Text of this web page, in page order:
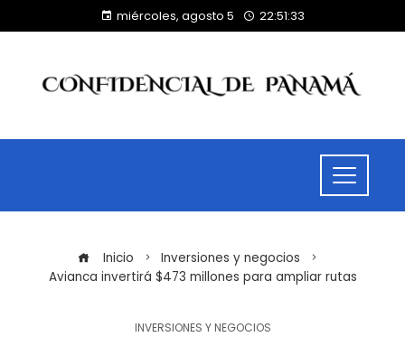
miércoles, agosto 5 22:51:34
Inicio
Inversiones y negocios
Avianca invertirá $473 millones para ampliar rutas
INVERSIONES Y NEGOCIOS